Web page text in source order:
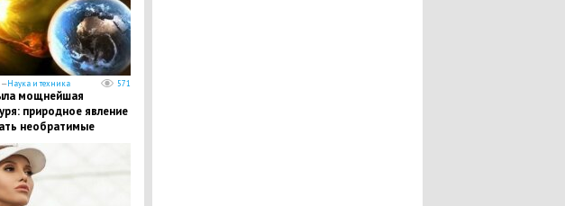
—Наука и техника 571
мощнейшая
природное явление
необратимые
- подробности